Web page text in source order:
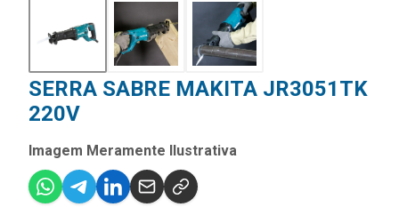
SERRA SABRE MAKITA JR3051TK
220V
Imagem Meramente Ilustrativa